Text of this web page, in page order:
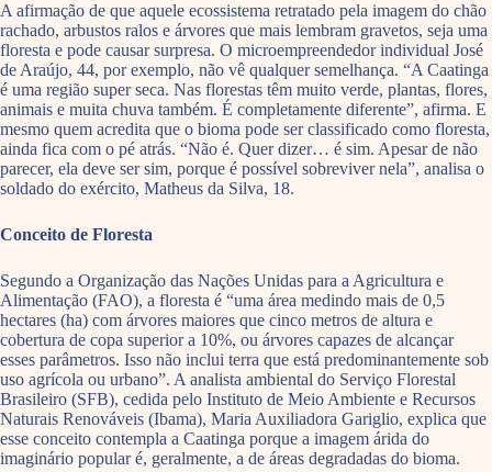
A afirmação de que aquele ecossistema retratado pela imagem do chão
rachado, arbustos ralos e árvores que mais lembram gravetos, seja uma
floresta e pode causar surpresa. O microempreendedor individual José
de Araújo, 44, por exemplo, não vê qualquer semelhança. “A Caatinga
é uma região super seca. Nas florestas têm muito verde, plantas, flores,
animais e muita chuva também. É completamente diferente”, afirma. E
mesmo quem acredita que o bioma pode ser classificado como floresta,
ainda fica com o pé atrás. “Não é. Quer dizer… é sim. Apesar de não
parecer, ela deve ser sim, porque é possível sobreviver nela”, analisa o
soldado do exército, Matheus da Silva, 18.
Conceito de Floresta
Segundo a Organização das Nações Unidas para a Agricultura e
Alimentação (FAO), a floresta é “uma área medindo mais de 0,5
hectares (ha) com árvores maiores que cinco metros de altura e
cobertura de copa superior a 10%, ou árvores capazes de alcançar
esses parâmetros. Isso não inclui terra que está predominantemente sob
uso agrícola ou urbano”. A analista ambiental do Serviço Florestal
Brasileiro (SFB), cedida pelo Instituto de Meio Ambiente e Recursos
Naturais Renováveis (Ibama), Maria Auxiliadora Gariglio, explica que
esse conceito contempla a Caatinga porque a imagem árida do
imaginário popular é, geralmente, a de áreas degradadas do bioma.